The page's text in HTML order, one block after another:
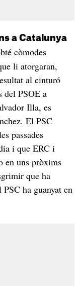
a Catalunya
còmodes
li atorgaran,
al cinturó
del PSOE a
Illa, es
El PSC
passades
i que ERC i
en uns pròxims
que ha
ha guanyat en